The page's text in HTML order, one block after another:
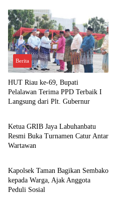
Berita
HUT Riau ke-69, Bupati
Pelalawan Terima PPD Terbaik I
Langsung dari Plt. Gubernur
Berita
Ketua GRIB Jaya Labuhanbatu
Resmi Buka Turnamen Catur Antar
Wartawan
Berita
Kapolsek Taman Bagikan Sembako
kepada Warga, Ajak Anggota
Peduli Sosial
Berita